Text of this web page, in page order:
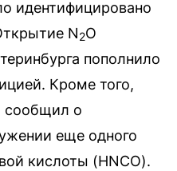
идентифицировано
N2O
пополнило
Кроме того,
сообщил о
еще одного
кислоты (HNCO).